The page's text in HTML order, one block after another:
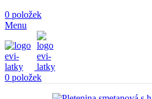
0 položek
Menu
0 položek